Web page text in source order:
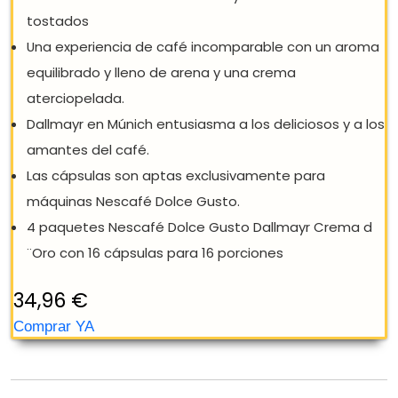
NESCAFÉ DOLCE GUSTO DALLMAYR
CREMA DŽORO, PAQUETE DE 4, 4 X 16
CÁPSULAS
Una composición de granos árabes altas,
cuidadosamente coordinados y cuidadosamente
tostados
Una experiencia de café incomparable con un